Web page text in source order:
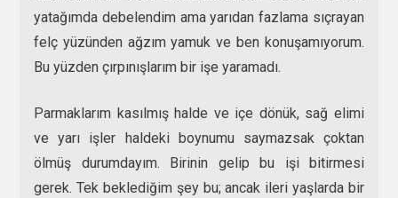
yatağımda debelendim ama yarıdan fazlama sıçrayan
felç yüzünden ağzım yamuk ve ben konuşamıyorum.
Bu yüzden çırpınışlarım bir işe yaramadı.
Parmaklarım kasılmış halde ve içe dönük, sağ elimi
ve yarı işler haldeki boynumu saymazsak çoktan
ölmüş durumdayım. Birinin gelip bu işi bitirmesi
gerek. Tek beklediğim şey bu; ancak ileri yaşlarda bir